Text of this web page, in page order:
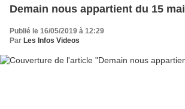
Demain nous appartient du 15 mai
Publié le 16/05/2019 à 12:29
Par Les Infos Videos